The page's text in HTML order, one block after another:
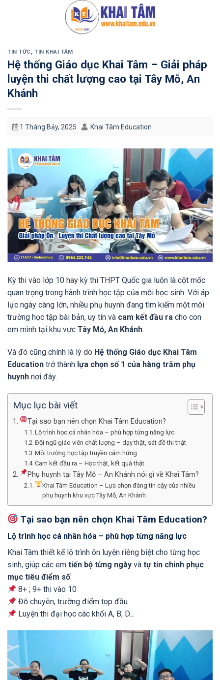
TIN TỨC,TIN KHAI TÂM
Hệ thống Giáo dục Khai Tâm – Giải pháp
luyện thi chất lượng cao tại Tây Mỗ, An
Khánh
1 Tháng Bảy, 2025 Khai Tâm Education
Kỳ thi vào lớp 10 hay kỳ thi THPT Quốc gia luôn là cột mốc
quan trọng trong hành trình học tập của mỗi học sinh. Với áp
lực ngày càng lớn, nhiều phụ huynh đang tìm kiếm một môi
trường học tập bài bản, uy tín và cam kết đầu ra cho con
em mình tại khu vực Tây Mỗ, An Khánh.
Và đó cũng chính là lý do Hệ thống Giáo dục Khai Tâm
Education trở thành lựa chọn số 1 của hàng trăm phụ
huynh nơi đây.
Mục lục bài viết
Tại sao bạn nên chọn Khai Tâm Education?
Lộ trình học cá nhân hóa – phù hợp từng năng lực
Đội ngũ giáo viên chất lượng – dạy thật, sát đề thi thật
Môi trường học tập truyền cảm hứng
Cam kết đầu ra – Học thật, kết quả thật
Phụ huynh tại Tây Mỗ – An Khánh nói gì về Khai Tâm?
Khai Tâm Education – Lựa chọn đáng tin cậy của nhiều
phụ huynh khu vực Tây Mỗ, An Khánh
Tại sao bạn nên chọn Khai Tâm Education?
Lộ trình học cá nhân hóa – phù hợp từng năng lực
Khai Tâm thiết kế lộ trình ôn luyện riêng biệt cho từng học
sinh, giúp các em tiến bộ từng ngày và tự tin chinh phục
mục tiêu điểm số:
8+ ; 9+ thi vào 10
Đỗ chuyên, trường điểm top đầu
Luyện thi đại học các khối A, B, D…